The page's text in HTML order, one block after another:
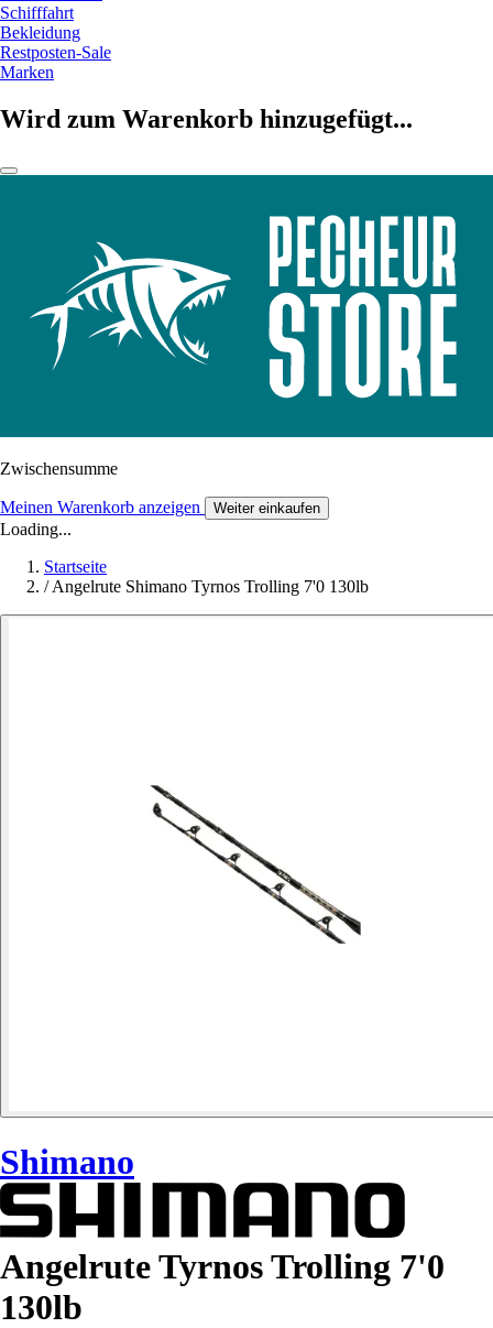
Schifffahrt
Bekleidung
Restposten-Sale
Marken
Wird zum Warenkorb hinzugefügt...
Zwischensumme
Meinen Warenkorb anzeigen Weiter einkaufen
Loading...
Startseite
/ Angelrute Shimano Tyrnos Trolling 7'0 130lb
Shimano
Angelrute Tyrnos Trolling 7'0
130lb